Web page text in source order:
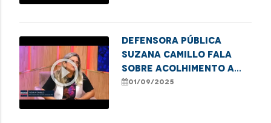
play_circle_outline
Defensora Pública
Suzana Camillo fala
sobre acolhimento a
mulheres no sistema
01/09/2025